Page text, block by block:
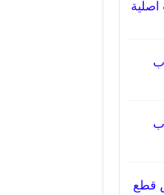
ارخص قطع